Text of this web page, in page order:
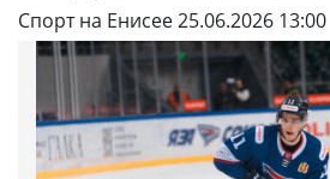
Спорт на Енисее25.06.2026 13:00